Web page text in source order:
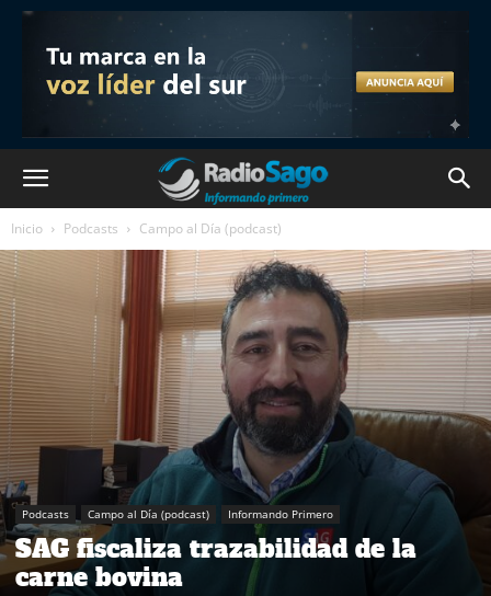
Inicio Podcasts Campo al Día (podcast)
Podcasts Campo al Día (podcast) Informando Primero
SAG fiscaliza trazabilidad de la
carne bovina